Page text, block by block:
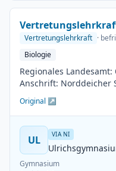
Vertretungslehrkraft ·
Biologie
Regionales
Anschrift: Norddeicher
Original ↗
UL VIA NI
Gymnasium